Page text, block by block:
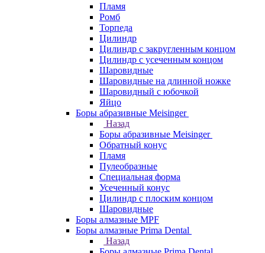
Пламя
Ромб
Торпеда
Цилиндр
Цилиндр с закругленным концом
Цилиндр с усеченным концом
Шаровидные
Шаровидные на длинной ножке
Шаровидный с юбочкой
Яйцо
Боры абразивные Meisinger
Назад
Боры абразивные Meisinger
Обратный конус
Пламя
Пулеобразные
Специальная форма
Усеченный конус
Цилиндр с плоским концом
Шаровидные
Боры алмазные MPF
Боры алмазные Prima Dental
Назад